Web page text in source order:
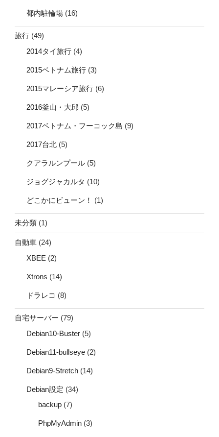
都内駐輪場 (16)
旅行 (49)
2014タイ旅行 (4)
2015ベトナム旅行 (3)
2015マレーシア旅行 (6)
2016釜山・大邱 (5)
2017ベトナム・フーコック島 (9)
2017台北 (5)
クアラルンプール (5)
ジョグジャカルタ (10)
どこかにビューン！ (1)
未分類 (1)
自動車 (24)
XBEE (2)
Xtrons (14)
ドラレコ (8)
自宅サーバー (79)
Debian10-Buster (5)
Debian11-bullseye (2)
Debian9-Stretch (14)
Debian設定 (34)
backup (7)
PhpMyAdmin (3)